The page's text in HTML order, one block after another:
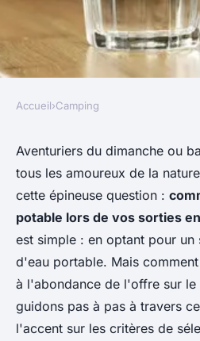
CAMPING
Comment choisir
de filtration
pour le camping?
Maëlys•22 mai 2024•5 min de
Accueil›Camping
Aventuriers du dimanche ou
tous les amoureux de la
cette épineuse question :
potable lors de vos sorties
est simple : en optant pour
d'eau portable. Mais
à l'abondance de l'offre sur le
guidons pas à pas à travers
l'accent sur les critères de